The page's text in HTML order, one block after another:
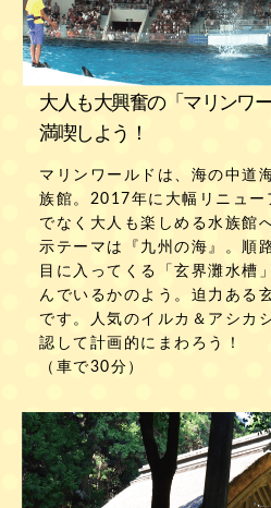
大人も大興奮の「マリンワ
満喫しよう！
マリンワールドは、海の中道
族館。2017年に大幅リニュー
でなく大人も楽しめる水族館
示テーマは『九州の海』。順
目に入ってくる「玄界灘水槽
んでいるかのよう。迫力ある
です。人気のイルカ＆アシカ
認して計画的にまわろう！
（車で30分）